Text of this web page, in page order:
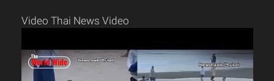
Video Thai News Video